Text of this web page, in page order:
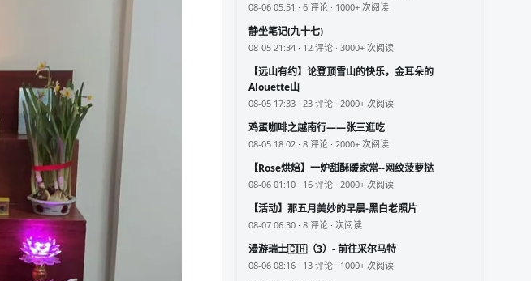
08-06 05:51 · 6 评论 · 1000+ 次阅读
静坐笔记(九十七)
08-05 21:34 · 12 评论 · 3000+ 次阅读
【远山有约】论登顶雪山的快乐，金耳朵的
Alouette山
08-05 17:33 · 23 评论 · 2000+ 次阅读
鸡蛋咖啡之越南行——张三逛吃
08-05 18:02 · 8 评论 · 2000+ 次阅读
【Rose烘焙】一炉甜酥暖家常--网纹菠萝挞
08-06 01:10 · 16 评论 · 2000+ 次阅读
【活动】那五月美妙的早晨-黑白老照片
08-07 06:30 · 8 评论 · 次阅读
漫游瑞士🇨🇭（3）- 前往采尔马特
08-06 08:16 · 13 评论 · 1000+ 次阅读